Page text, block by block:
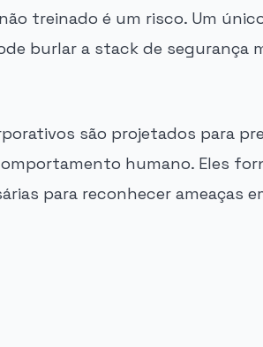
treinado é um risco. Um
burlar a stack de segurança
são projetados para
humano. Eles
para reconhecer ameaças